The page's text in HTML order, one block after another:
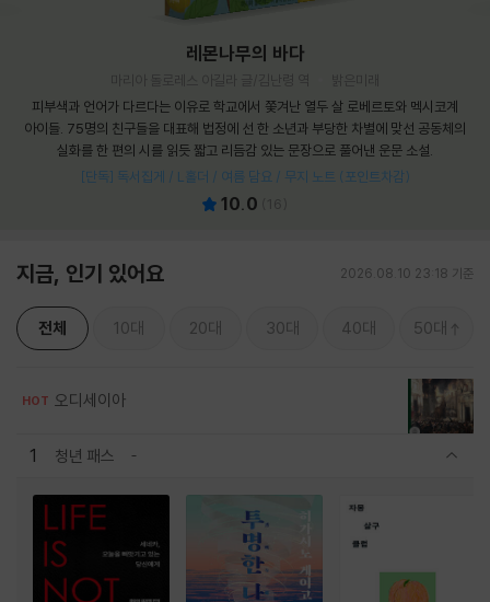
레몬나무의 바다
피부색과 언어가 다르다는 이유로 학교에서 쫓겨난 열두 살 로베르토와 멕시코계
아이들. 75명의 친구들을 대표해 법정에 선 한 소년과 부당한 차별에 맞선 공동체의
실화를 한 편의 시를 읽듯 짧고 리듬감 있는 문장으로 풀어낸 운문 소설.
[단독] 독서집게 / L홀더 / 여름 담요 / 무지 노트 (포인트차감)
10.0
지금, 인기 있어요 2026.08.10 23:18 기준
전체 10대 20대 30대 40대 50대
HOT 오디세이아
1 청년 패스